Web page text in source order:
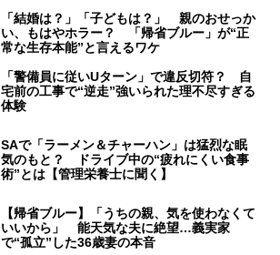
「結婚は？」「子どもは？」 親のおせっか
い、もはやホラー？ 「帰省ブルー」が“正
常な生存本能”と言えるワケ
「警備員に従いUターン」で違反切符？ 自
宅前の工事で“逆走”強いられた理不尽すぎる
体験
SAで「ラーメン＆チャーハン」は猛烈な眠
気のもと？ ドライブ中の“疲れにくい食事
術”とは【管理栄養士に聞く】
【帰省ブルー】「うちの親、気を使わなくて
いいから」 能天気な夫に絶望…義実家
で“孤立”した36歳妻の本音